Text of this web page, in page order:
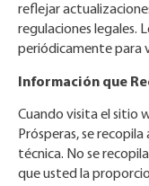
reflejar
regulaciones legales.
periódicamente para
Información que
Cuando visita el sitio
Prósperas, se
técnica. No se
que usted la